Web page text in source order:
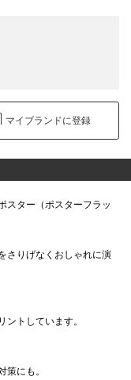
マイブランドに登録
スター（ポスターフラッ
さりげなくおしゃれに演
トしています。
策にも。